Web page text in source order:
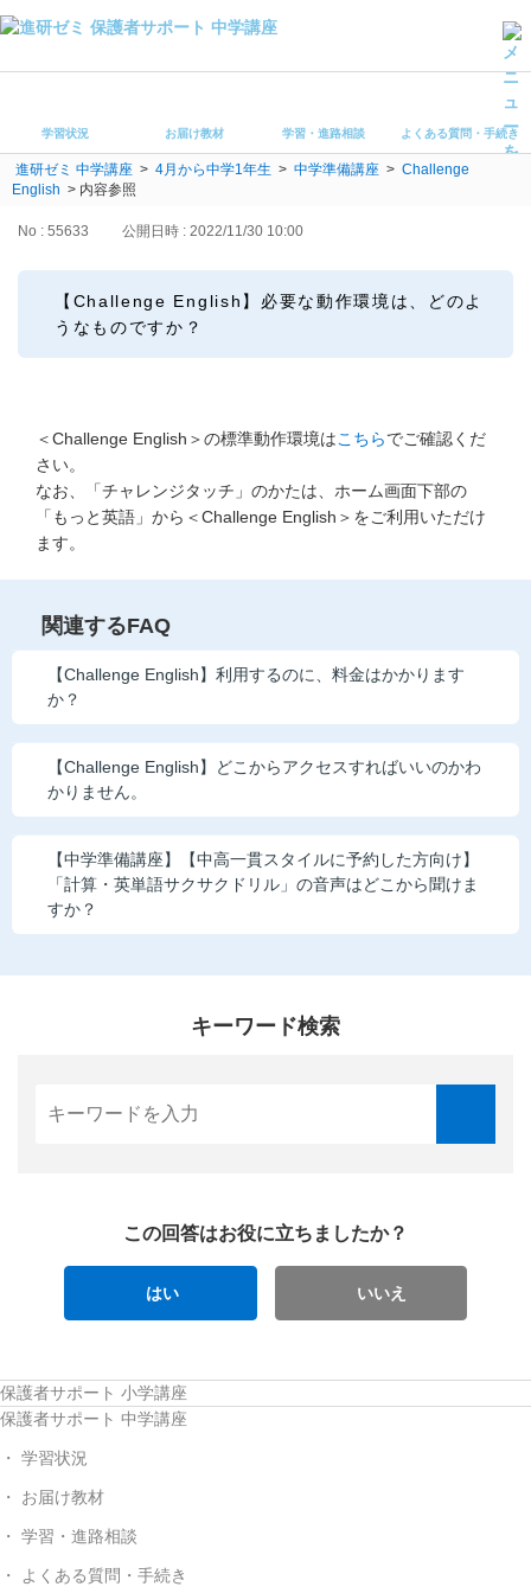
学習・進路相談
よくある質問・手続き
受講ルール
保護者サポート中学講座 トップ
登録情報の変更・各種お手続き
会員ページへログイン
よくある質問・お問い合わせ
カテゴリーから探す
他の講座のよくある質問・手続きはこちら
こどもちゃれんじ
進研ゼミ 中学講座 中高一貫
進研ゼミ 高校講座
進研ゼミ中学講座のご紹介はこちら
学習状況 お届け教材 学習・進路相談 よくある質問・手続き
進研ゼミ 中学講座 > 4月から中学1年生 > 中学準備講座 > Challenge
English > 内容参照
No : 55633 公開日時 : 2022/11/30 10:00
【Challenge English】必要な動作環境は、どのよ
うなものですか？
＜Challenge English＞の標準動作環境はこちらでご確認くだ
さい。
なお、「チャレンジタッチ」のかたは、ホーム画面下部の
「もっと英語」から＜Challenge English＞をご利用いただけ
ます。
関連するFAQ
【Challenge English】利用するのに、料金はかかります
か？
【Challenge English】どこからアクセスすればいいのかわ
かりません。
【中学準備講座】【中高一貫スタイルに予約した方向け】
「計算・英単語サクサクドリル」の音声はどこから聞けま
すか？
キーワード検索
この回答はお役に立ちましたか？
はい いいえ
保護者サポート 小学講座
保護者サポート 中学講座
学習状況
お届け教材
学習・進路相談
よくある質問・手続き